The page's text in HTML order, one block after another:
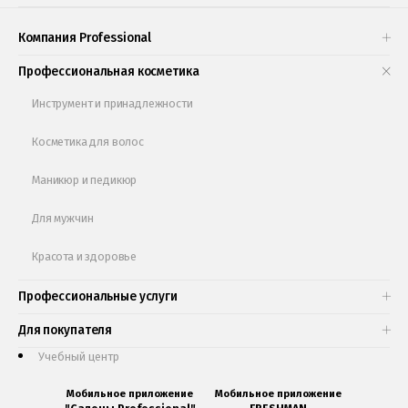
Компания Professional
Профессиональная косметика
Инструмент и принадлежности
Косметика для волос
Маникюр и педикюр
Для мужчин
Красота и здоровье
Профессиональные услуги
Для покупателя
Обучающее видео
Учебный центр
Мобильное приложение Мобильное приложение